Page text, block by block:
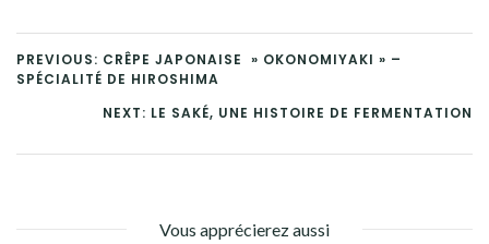
PREVIOUS: CRÊPE JAPONAISE » OKONOMIYAKI » –
SPÉCIALITÉ DE HIROSHIMA
NEXT: LE SAKÉ, UNE HISTOIRE DE FERMENTATION
Vous apprécierez aussi